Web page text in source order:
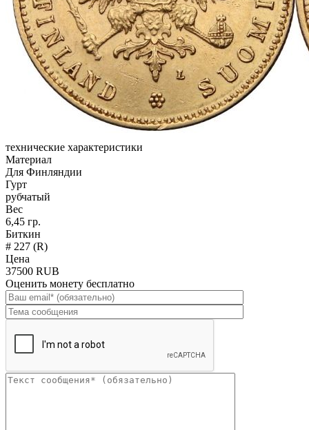
технические характеристики
Материал
Для Финляндии
Гурт
рубчатый
Вес
6,45 гр.
Биткин
# 227 (R)
Цена
37500 RUB
Оценить монету бесплатно